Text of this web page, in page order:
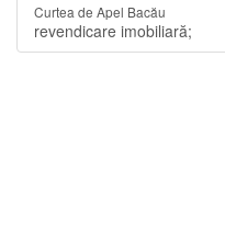
Curtea de Apel Bacău
revendicare imobiliară;